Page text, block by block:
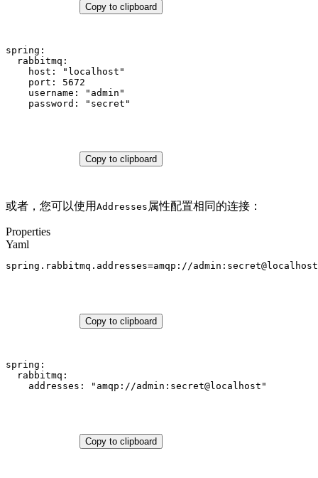
Copy to clipboard
spring:
rabbitmq:
host:
"localhost"
port:
5672
username:
"admin"
password:
"secret"
Copy to clipboard
或者，您可以使用 Addresses 属性配置相同的连接：
Properties
Yaml
spring.rabbitmq.addresses=amqp://admin:secret@localhost
Copy to clipboard
spring:
rabbitmq:
addresses:
"amqp://admin:secret@localhost"
Copy to clipboard